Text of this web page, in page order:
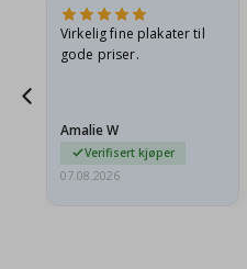
Virkelig fine plakater til
gode priser.
Amalie W
Verifisert kjøper
07.08.2026